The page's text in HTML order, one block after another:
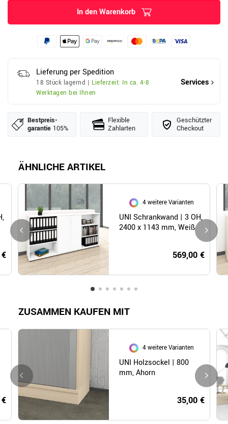
In den Warenkorb
Lieferung per Spedition
18 Stück lagernd | Lieferzeit: In ca. 4-8
Werktagen bei Ihnen
Services
Bestpreis­
garantie 105%
Flexible
Zahlarten
Geschützter
Checkout
ÄHNLICHE ARTIKEL
4 weitere Varianten
UNI Schrankwand | 3 OH,
2400 x 1143 mm, Weiß
569,00 €
ZUSAMMEN KAUFEN MIT
4 weitere Varianten
UNI Holzsockel | 800
mm, Ahorn
35,00 €